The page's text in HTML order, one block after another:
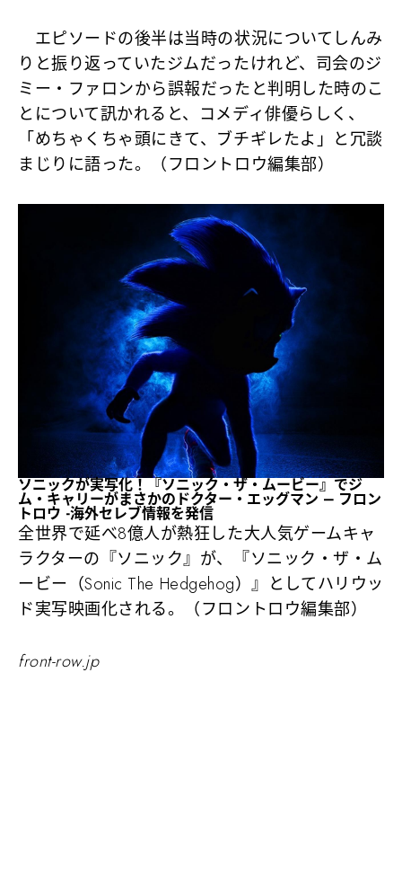
エピソードの後半は当時の状況についてしんみ
りと振り返っていたジムだったけれど、司会のジ
ミー・ファロンから誤報だったと判明した時のこ
とについて訊かれると、コメディ俳優らしく、
「めちゃくちゃ頭にきて、ブチギレたよ」と冗談
まじりに語った。（フロントロウ編集部）
ソニックが実写化！『ソニック・ザ・ムービー』でジ
ム・キャリーがまさかのドクター・エッグマン – フロン
トロウ -海外セレブ情報を発信
全世界で延べ8億人が熱狂した大人気ゲームキャ
ラクターの『ソニック』が、『ソニック・ザ・ム
ービー（Sonic The Hedgehog）』としてハリウッ
ド実写映画化される。（フロントロウ編集部）
front-row.jp